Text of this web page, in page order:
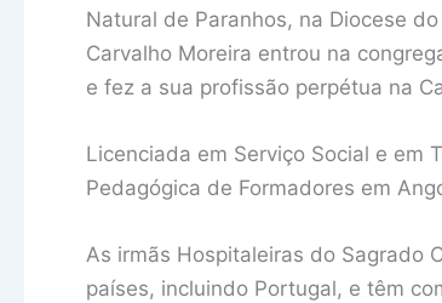
Natural de Paranhos, na Diocese
Carvalho Moreira entrou na
e fez a sua profissão perpétua na
Licenciada em Serviço Social e em
Pedagógica de Formadores em
As irmãs Hospitaleiras do Sagrado
países, incluindo Portugal, e têm